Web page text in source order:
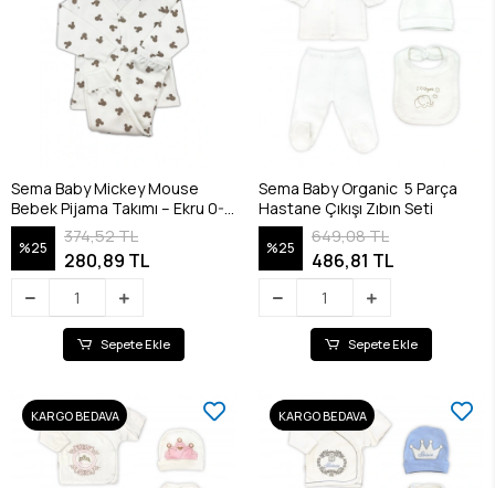
Sema Baby Mickey Mouse
Bebek Pijama Takımı – Ekru 0-3
Ay
%25
374,52 TL
280,89 TL
Sepete Ekle
Sema Baby Organic 5 Parça
Hastane Çıkışı Zıbın Seti
%25
649,08 TL
486,81 TL
Sepete Ekle
KARGO BEDAVA KARGO BEDAVA